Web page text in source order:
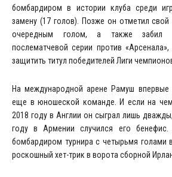
бомбардиром в истории клуба среди
замену (17 голов). Позже он отметил
очередным голом, а также забил
послематчевой серии против
защитить титул победителей Лиги
На международной арене Рамуш впервые
еще в юношеской команде. И если на
2018 году в Англии он сыграл лишь
году в Армении случился его бенефис.
бомбардиром турнира с четырьмя голами
роскошный хет-трик в ворота сборной